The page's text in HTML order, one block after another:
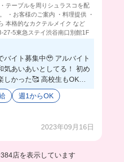
テーブルを周りシュラスコを配
・お客様のご案内 ・料理提供 ・
本格的なカクテルメイク など
27-5東急ステイ渋谷南口別館1F
バイト募集中🥹 アルバイト
気あいあいとしてる！ 初め
しかった🥰 高校生もOK
からこのチャンス逃さな
週1からOK
2023年09月16日
384店を表示しています